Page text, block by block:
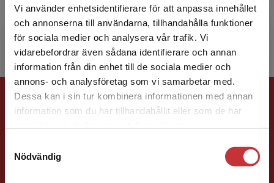
Vi använder enhetsidentifierare för att anpassa innehållet
och annonserna till användarna, tillhandahålla funktioner
för sociala medier och analysera vår trafik. Vi
vidarebefordrar även sådana identifierare och annan
information från din enhet till de sociala medier och
annons- och analysföretag som vi samarbetar med.
Dessa kan i sin tur kombinera informationen med annan
information som du har tillhandahållit eller som de har
Nödvändig
Begränsad fraktregion
Det verkar som att du besöker
studentlitteratur.se via en enhet utanför Sverige.
Vi erbjuder inte leveranser utanför Sverige. För
att kunna slutföra ett köp måste
forskningsenhet i Bergen, Norge. Hennes
forskning handlar i sy...
Förlagskontakt